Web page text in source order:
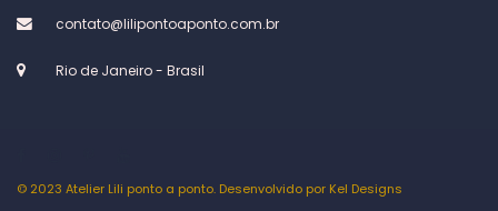
contato@lilipontoaponto.com.br
Rio de Janeiro - Brasil
© 2023 Atelier Lili ponto a ponto. Desenvolvido por Kel Designs